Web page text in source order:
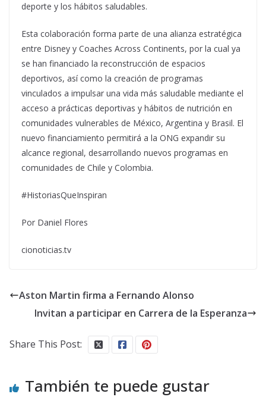
deporte y los hábitos saludables.
Esta colaboración forma parte de una alianza estratégica
entre Disney y Coaches Across Continents, por la cual ya
se han financiado la reconstrucción de espacios
deportivos, así como la creación de programas
vinculados a impulsar una vida más saludable mediante el
acceso a prácticas deportivas y hábitos de nutrición en
comunidades vulnerables de México, Argentina y Brasil. El
nuevo financiamiento permitirá a la ONG expandir su
alcance regional, desarrollando nuevos programas en
comunidades de Chile y Colombia.
#HistoriasQueInspiran
Por Daniel Flores
cionoticias.tv
Aston Martin firma a Fernando Alonso
Invitan a participar en Carrera de la Esperanza
Share This Post:
También te puede gustar